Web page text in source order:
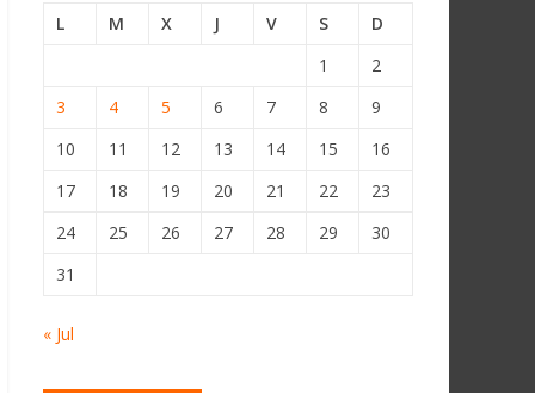
L
M X J V S
D
1
2
3
4 5 6 7 8
9
10
11 12 13 14 15
16
17
18 19 20 21 22
23
24
25 26 27 28 29
30
31
« Jul